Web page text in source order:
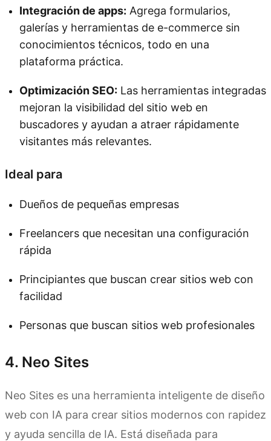
Integración de apps: Agrega formularios,
galerías y herramientas de e-commerce sin
conocimientos técnicos, todo en una
plataforma práctica.
Optimización SEO: Las herramientas integradas
mejoran la visibilidad del sitio web en
buscadores y ayudan a atraer rápidamente
visitantes más relevantes.
Ideal para
Dueños de pequeñas empresas
Freelancers que necesitan una configuración
rápida
Principiantes que buscan crear sitios web con
facilidad
Personas que buscan sitios web profesionales
4. Neo Sites
Neo Sites es una herramienta inteligente de diseño
web con IA para crear sitios modernos con rapidez
y ayuda sencilla de IA. Está diseñada para